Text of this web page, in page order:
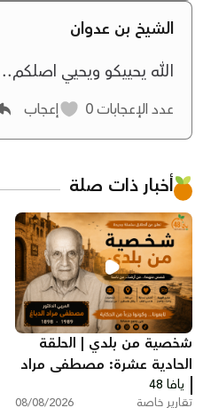
الشيخ بن عدوان
الله يحييكو ويحيي
عدد الإعجابات إعجاب
أخبار ذات صلة
شخصية من بلدي | الحلقة
الحادية عشرة: مصطفى مراد
الدباغ.. رائد بناء المدارس
يافا 48
تقارير خاصة 08/08/2026